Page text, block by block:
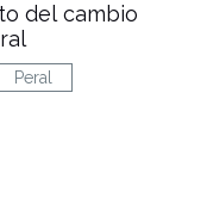
del cambio
Peral